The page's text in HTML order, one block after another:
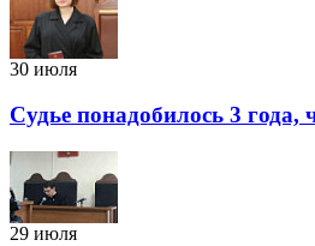
30 июля
Судье понадобилось 3 года,
29 июля